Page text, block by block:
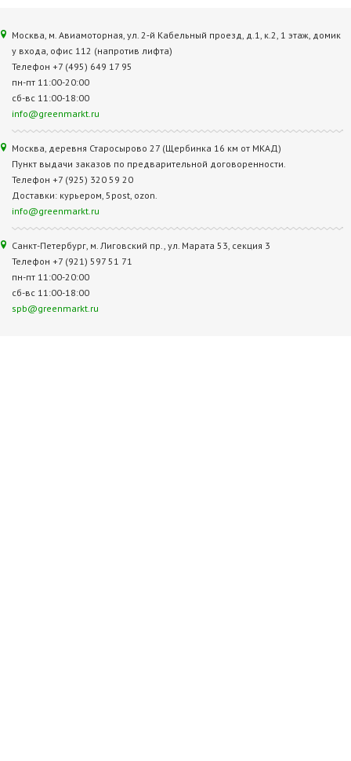
Москва, м. Авиамоторная, ул. 2‑й Кабельный проезд, д.1, к.2, 1 этаж, домик
у входа, офис 112 (напротив лифта)
Телефон +7 (495) 649 17 95
пн-пт 11:00-20:00
сб-вс 11:00-18:00
info@greenmarkt.ru
Москва, деревня Старосырово 27 (Щербинка 16 км от МКАД)
Пункт выдачи заказов по предварительной договоренности.
Телефон +7 (925) 320 59 20
Доставки: курьером, 5post, ozon.
info@greenmarkt.ru
Санкт-Петербург, м. Лиговский пр., ул. Марата 53, секция 3
Телефон +7 (921) 597 51 71
пн-пт 11:00-20:00
сб-вс 11:00-18:00
spb@greenmarkt.ru